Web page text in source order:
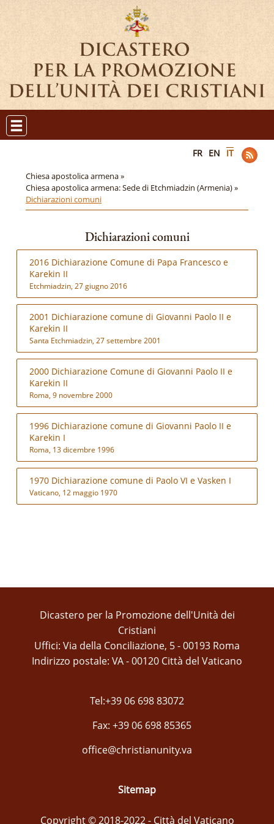
FR EN IT
Chiesa apostolica armena »
Chiesa apostolica armena: Sede di Etchmiadzin (Armenia) »
Dichiarazioni comuni
Dichiarazioni comuni
2016 Dichiarazione Comune di Papa Francesco e
Karekin II
Etchmiadzin, 27 giugno 2016
2001 Dichiarazione comune di Giovanni Paolo II e
Karekin II
Santa Etchmiadzin, 27 settembre 2001
2000 Dichiarazione Comune di Giovanni Paolo II e
Karekin II
Roma, 9 novembre 2000
1996 Dichiarazione comune di Giovanni Paolo II e
Karekin I
Roma, 13 dicembre 1996
1970 Dichiarazione comune di Paolo VI e Vasken I
Vaticano, 12 maggio 1970
Dicastero per la Promozione dell'Unità dei
Cristiani
Uffici: Via della Conciliazione, 5 - 00193 Roma
Indirizzo postale: VA - 00120 Città del Vaticano
Tel:+39 06 698 83072
Fax: +39 06 698 85365
office@christianunity.va
Sitemap
Copyright © 2018-2022 - Città del Vaticano